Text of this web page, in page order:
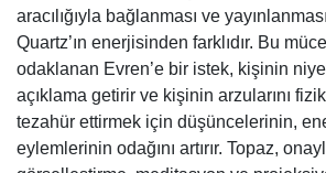
aracılığıyla bağlanması ve
Quartz’ın enerjisinden farklıdır. Bu
odaklanan Evren’e bir istek, kişinin
açıklama getirir ve kişinin arzularını
tezahür ettirmek için düşüncelerinin,
eylemlerinin odağını artırır. Topaz,